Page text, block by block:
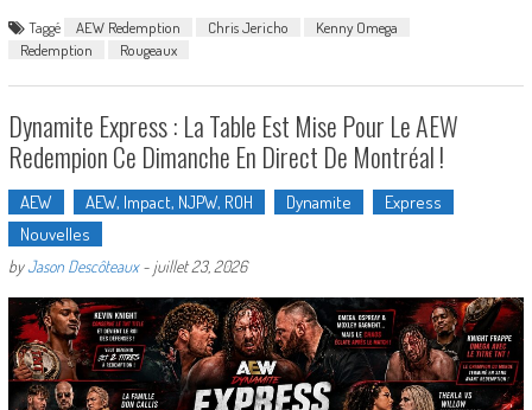
Taggé AEW Redemption Chris Jericho
Kenny Omega
Redemption
Rougeaux
Dynamite Express : La Table Est Mise Pour Le AEW
Redempion Ce Dimanche En Direct De Montréal !
AEW AEW, Impact, NJPW, ROH Dynamite
Express
Nouvelles
byJason Descôteaux- juillet 23, 2026